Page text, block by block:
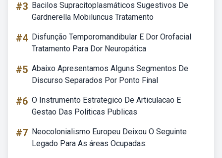
#3 Bacilos Supracitoplasmáticos Sugestivos De
Gardnerella Mobiluncus Tratamento
#4 Disfunção Temporomandibular E Dor Orofacial
Tratamento Para Dor Neuropática
#5 Abaixo Apresentamos Alguns Segmentos De
Discurso Separados Por Ponto Final
#6 O Instrumento Estrategico De Articulacao E
Gestao Das Politicas Publicas
#7 Neocolonialismo Europeu Deixou O Seguinte
Legado Para As áreas Ocupadas: